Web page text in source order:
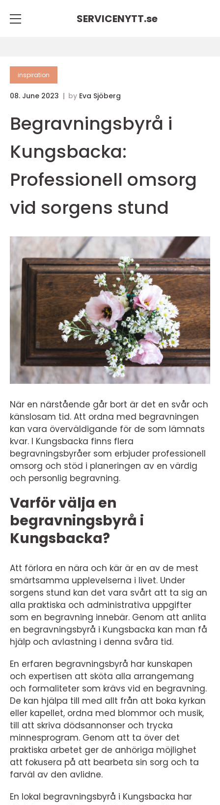
SERVICENYTT.se
inspiration
08. June 2023 by Eva Sjöberg
Begravningsbyrå i
Kungsbacka:
Professionell omsorg
vid sorgens stund
När en närstående går bort är det en svår och
känslosam tid. Att ordna med begravningen
kan vara överväldigande för de som lämnats
kvar. I Kungsbacka finns flera
begravningsbyråer som erbjuder professionell
omsorg och stöd i planeringen av en värdig
och personlig begravning.
Varför välja en
begravningsbyrå i
Kungsbacka?
Att förlora en nära och kär är en av de mest
smärtsamma upplevelserna i livet. Under
sorgens stund kan det vara svårt att ta sig an
alla praktiska och administrativa uppgifter
som en begravning innebär. Genom att anlita
en begravningsbyrå i Kungsbacka kan man få
hjälp och avlastning i denna svåra tid.
En erfaren begravningsbyrå har kunskapen
och expertisen att sköta alla arrangemang
och formaliteter som krävs vid en begravning.
De kan hjälpa till med allt från att boka kyrkan
eller kapellet, ordna med blommor och musik,
till att skriva dödsannonser och trycka
minnesprogram. Genom att ta över det
praktiska arbetet ger de anhöriga möjlighet
att fokusera på att bearbeta sin sorg och ta
farväl av den avlidne.
En lokal begravningsbyrå i Kungsbacka har